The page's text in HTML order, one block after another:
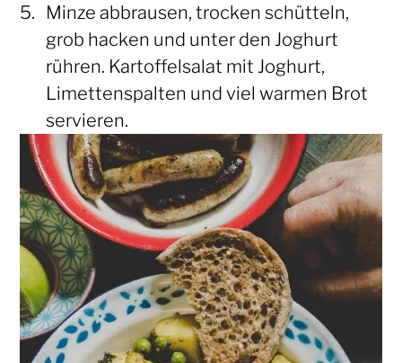
Minze abbrausen, trocken schütteln,
grob hacken und unter den Joghurt
rühren. Kartoffelsalat mit Joghurt,
Limettenspalten und viel warmen Brot
servieren.